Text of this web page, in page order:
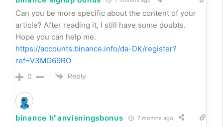
Can you be more specific about the content of your
article? After reading it, I still have some doubts.
Hope you can help me.
https://accounts.binance.info/da-DK/register?
ref=V3MG69RO
0 Reply
binance h"anvisningsbonus 7 months ago